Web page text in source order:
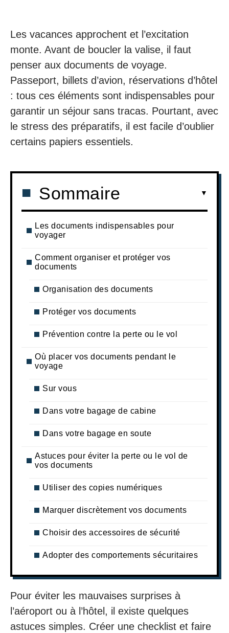
Les vacances approchent et l’excitation
monte. Avant de boucler la valise, il faut
penser aux documents de voyage.
Passeport, billets d’avion, réservations d’hôtel
: tous ces éléments sont indispensables pour
garantir un séjour sans tracas. Pourtant, avec
le stress des préparatifs, il est facile d’oublier
certains papiers essentiels.
Sommaire
Les documents indispensables pour
voyager
Comment organiser et protéger vos
documents
Organisation des documents
Protéger vos documents
Prévention contre la perte ou le vol
Où placer vos documents pendant le
voyage
Sur vous
Dans votre bagage de cabine
Dans votre bagage en soute
Astuces pour éviter la perte ou le vol de
vos documents
Utiliser des copies numériques
Marquer discrètement vos documents
Choisir des accessoires de sécurité
Adopter des comportements sécuritaires
Pour éviter les mauvaises surprises à
l’aéroport ou à l’hôtel, il existe quelques
astuces simples. Créer une checklist et faire